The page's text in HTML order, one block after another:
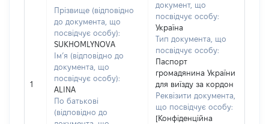
1
Прізвище (відповідно
до документа, що
посвідчує особу):
SUKHOMLYNOVA
Ім’я (відповідно до
документа, що
посвідчує особу):
ALINA
По батькові
(відповідно до
документ, що
посвідчує особу:
Україна
Тип документа, що
посвідчує особу:
Паспорт
громадянина України
для виїзду за кордон
Реквізити документа,
що посвідчує особу:
[Конфіденційна